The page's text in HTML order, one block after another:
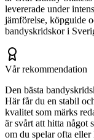
levererade under
jämförelse, köpguide
bandyskridskor i
Vår rekommendation
Den bästa
Här får du en stabil
kvalitet som märks
är svårt att hitta något
om du spelar ofta eller